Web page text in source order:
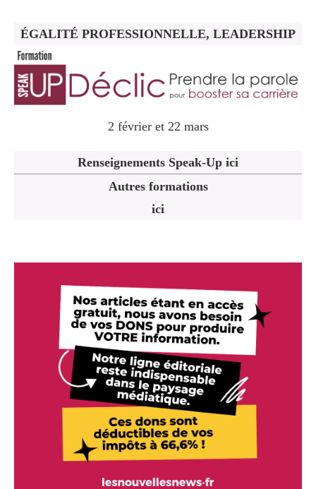
ÉGALITÉ PROFESSIONNELLE, LEADERSHIP
2 février et 22 mars
Renseignements Speak-Up ici
Autres formations
ici